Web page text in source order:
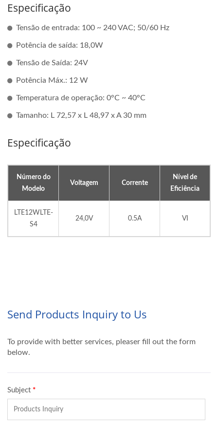
Especificação
Tensão de entrada: 100 ~ 240 VAC; 50/60 Hz
Potência de saída: 18,0W
Tensão de Saída: 24V
Potência Máx.: 12 W
Temperatura de operação: 0°C ~ 40°C
Tamanho: L 72,57 x L 48,97 x A 30 mm
Especificação
Número do
Modelo
Voltagem Corrente
Nível de
Eficiência
LTE12WLTE-
S4
24,0V 0.5A VI